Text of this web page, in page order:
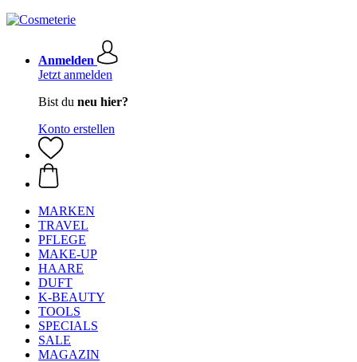
Anmelden
Jetzt anmelden
Bist du neu hier?
Konto erstellen
MARKEN
TRAVEL
PFLEGE
MAKE-UP
HAARE
DUFT
K-BEAUTY
TOOLS
SPECIALS
SALE
MAGAZIN